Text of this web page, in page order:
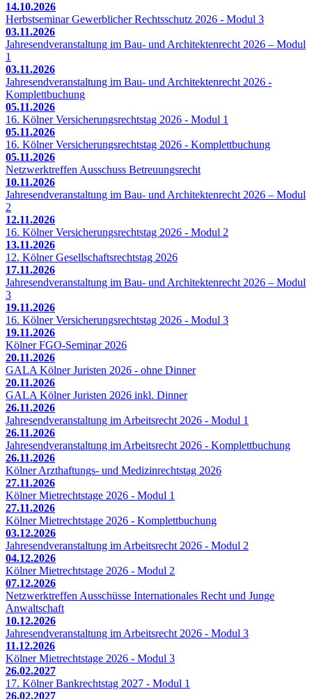
14.10.2026
Herbstseminar Gewerblicher Rechtsschutz 2026 - Modul 3
03.11.2026
Jahresendveranstaltung im Bau- und Architektenrecht 2026 – Modul
1
03.11.2026
Jahresendveranstaltung im Bau- und Architektenrecht 2026 -
Komplettbuchung
05.11.2026
16. Kölner Versicherungsrechtstag 2026 - Modul 1
05.11.2026
16. Kölner Versicherungsrechtstag 2026 - Komplettbuchung
05.11.2026
Netzwerktreffen Ausschuss Betreuungsrecht
10.11.2026
Jahresendveranstaltung im Bau- und Architektenrecht 2026 – Modul
2
12.11.2026
16. Kölner Versicherungsrechtstag 2026 - Modul 2
13.11.2026
12. Kölner Gesellschaftsrechtstag 2026
17.11.2026
Jahresendveranstaltung im Bau- und Architektenrecht 2026 – Modul
3
19.11.2026
16. Kölner Versicherungsrechtstag 2026 - Modul 3
19.11.2026
Kölner FGO-Seminar 2026
20.11.2026
GALA Kölner Juristen 2026 - ohne Dinner
20.11.2026
GALA Kölner Juristen 2026 inkl. Dinner
26.11.2026
Jahresendveranstaltung im Arbeitsrecht 2026 - Modul 1
26.11.2026
Jahresendveranstaltung im Arbeitsrecht 2026 - Komplettbuchung
26.11.2026
Kölner Arzthaftungs- und Medizinrechtstag 2026
27.11.2026
Kölner Mietrechtstage 2026 - Modul 1
27.11.2026
Kölner Mietrechtstage 2026 - Komplettbuchung
03.12.2026
Jahresendveranstaltung im Arbeitsrecht 2026 - Modul 2
04.12.2026
Kölner Mietrechtstage 2026 - Modul 2
07.12.2026
Netzwerktreffen Ausschüsse Internationales Recht und Junge
Anwaltschaft
10.12.2026
Jahresendveranstaltung im Arbeitsrecht 2026 - Modul 3
11.12.2026
Kölner Mietrechtstage 2026 - Modul 3
26.02.2027
17. Kölner Bankrechtstag 2027 - Modul 1
26.02.2027